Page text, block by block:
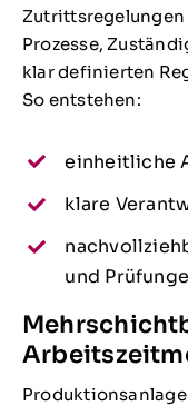
Prozesse,
klar definierten
So entstehen:
einheitliche
klare
und